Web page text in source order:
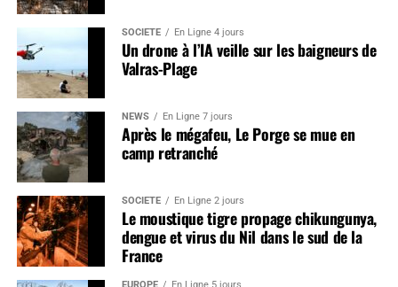
SOCIÉTÉ En Ligne 4 jours
Un drone à l’IA veille sur les baigneurs de
Valras-Plage
NEWS En Ligne 7 jours
Après le mégafeu, Le Porge se mue en
camp retranché
SOCIÉTÉ En Ligne 2 jours
Le moustique tigre propage chikungunya,
dengue et virus du Nil dans le sud de la
France
EUROPE En Ligne 5 jours